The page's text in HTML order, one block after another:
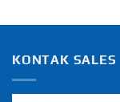
KONTAK SALES